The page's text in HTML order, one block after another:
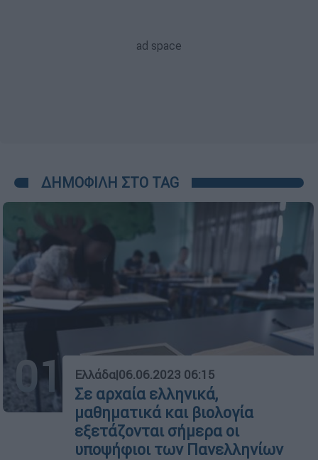
ΔΗΜΟΦΙΛΗ ΣΤΟ TAG
01 Ελλάδα|06.06.2023 06:15
Σε αρχαία ελληνικά,
μαθηματικά και βιολογία
εξετάζονται σήμερα οι
υποψήφιοι των Πανελληνίων